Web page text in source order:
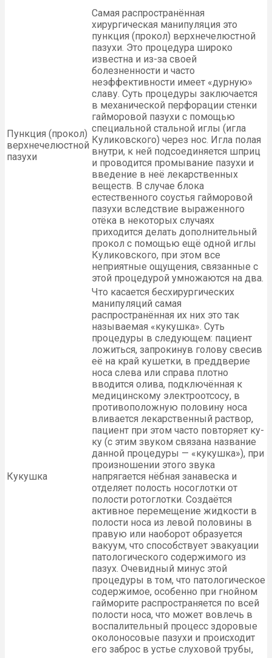
Пункция (прокол)
верхнечелюстной
пазухи
Самая распространённая
хирургическая манипуляция это
пункция (прокол) верхнечелюстной
пазухи. Это процедура широко
известна и из-за своей
болезненности и часто
неэффективности имеет «дурную»
славу. Суть процедуры заключается
в механической перфорации стенки
гайморовой пазухи с помощью
специальной стальной иглы (игла
Куликовского) через нос. Игла полая
внутри, к ней подсоединяется шприц
и проводится промывание пазухи и
введение в неё лекарственных
веществ. В случае блока
естественного соустья гайморовой
пазухи вследствие выраженного
отёка в некоторых случаях
приходится делать дополнительный
прокол с помощью ещё одной иглы
Куликовского, при этом все
неприятные ощущения, связанные с
этой процедурой умножаются на два.
Кукушка
Что касается бесхирургических
манипуляций самая
распространённая их них это так
называемая «кукушка». Суть
процедуры в следующем: пациент
ложиться, запрокинув голову свесив
её на край кушетки, в преддверие
носа слева или справа плотно
вводится олива, подключённая к
медицинскому электроотсосу, в
противоположную половину носа
вливается лекарственный раствор,
пациент при этом часто повторяет ку-
ку (с этим звуком связана название
данной процедуры — «кукушка»), при
произношении этого звука
напрягается нёбная занавеска и
отделяет полость носоглотки от
полости ротоглотки. Создаётся
активное перемещение жидкости в
полости носа из левой половины в
правую или наоборот образуется
вакуум, что способствует эвакуации
патологического содержимого из
пазух. Очевидный минус этой
процедуры в том, что патологическое
содержимое, особенно при гнойном
гайморите распространяется по всей
полости носа, что может вовлечь в
воспалительный процесс здоровые
околоносовые пазухи и происходит
его заброс в устье слуховой трубы,